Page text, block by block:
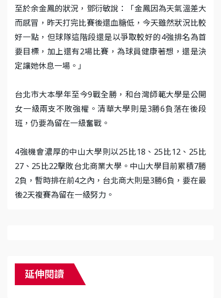
至於余金鳳的狀況，鄧衍敏說：「金鳳因為天氣溫差大
而感冒，昨天打完比賽後還血糖低，今天雖然狀況比較
好一點，但球隊這階段還是以爭取較好的4強排名為首
要目標，加上還有2場比賽，為球員健康著想，還是決
定讓她休息一場。」
台北市大本學年至今9戰全勝，和台灣師範大學是公開
女一級兩支不敗強權。清華大學則是3勝6負落在後段
班，仍要為留在一級奮戰。
4強機會濃厚的中山大學則以25比18、25比12、25比
27、25比22擊敗台北商業大學。中山大學目前累積7勝
2負，暫時排在前4之內，台北商大則是3勝6負，要在最
後2天複賽為留在一級努力。
延伸閱讀